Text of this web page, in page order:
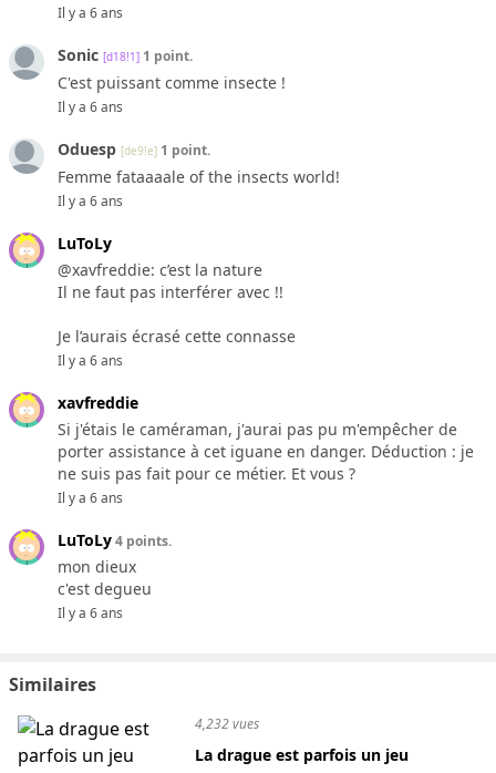
Il y a 6 ans
Sonic [d18!1] 1 point.
C'est puissant comme insecte !
Il y a 6 ans
Oduesp [de9!e] 1 point.
Femme fataaaale of the insects world!
Il y a 6 ans
LuToLy
@xavfreddie: c’est la nature
Il ne faut pas interférer avec !!
Je l’aurais écrasé cette connasse
Il y a 6 ans
xavfreddie
Si j'étais le caméraman, j'aurai pas pu m'empêcher de
porter assistance à cet iguane en danger. Déduction : je
ne suis pas fait pour ce métier. Et vous ?
Il y a 6 ans
LuToLy4 points.
mon dieux
c'est degueu
Il y a 6 ans
Similaires
4,232 vues
La drague est parfois un jeu